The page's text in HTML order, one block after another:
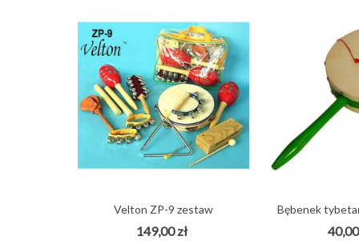
Velton ZP-9 zestaw
instrumentów...
149,00 zł
Bębenek
40,00